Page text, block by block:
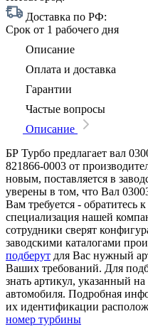
Доставка по РФ:
Срок от 1 рабочего дня
Описание
Оплата и доставка
Гарантии
Частые вопросы
Описание
БР Турбо предлагает вал
821866-0003 от
новым, поставляется в
уверены в том, что Вал
Вам требуется -
специализация нашей
сотрудники сверят
заводскими каталогами
подберут для Вас нужный
Ваших требований. Для
знать артикул, указанный
автомобиля. Подробная
их идентификации
номер турбины